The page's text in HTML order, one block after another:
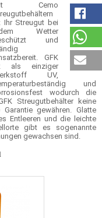
Cemo
Ihr Streugut bei
Wetter
und
GFK
als einziger
UV,
und
wodurch die
Streugutbehälter keine
gewähren. Glatte
Entleeren und die leichte
gibt es sogenannte
gewachsen sind.